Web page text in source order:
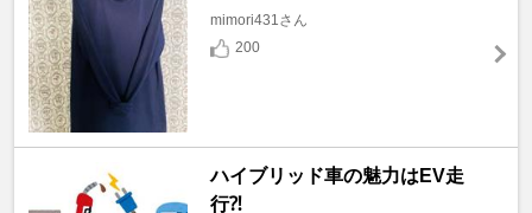
mimori431さん
200
ハイブリッド車の魅力はEV走
行⁈